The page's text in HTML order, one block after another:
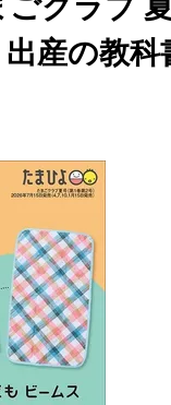
産の教科